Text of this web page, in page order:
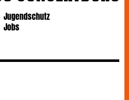
Jugendschutz
Jobs